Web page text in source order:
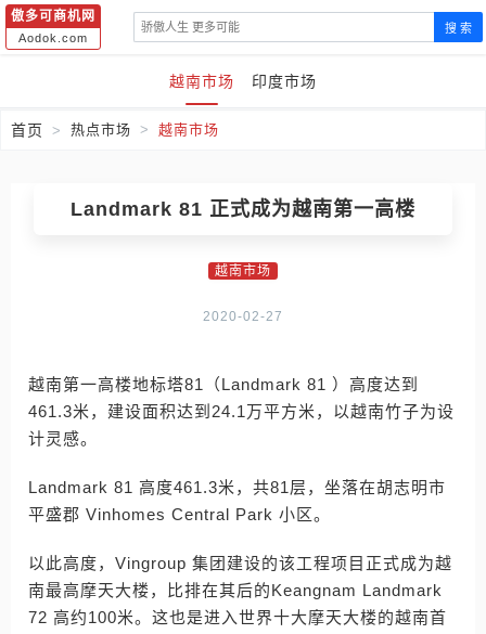
傲多可商机网
Aodok.com
搜 索
越南市场 印度市场
首页 热点市场 越南市场
Landmark 81 正式成为越南第一高楼
越南市场
2020-02-27
越南第一高楼地标塔81（Landmark 81 ）高度达到
461.3米，建设面积达到24.1万平方米，以越南竹子为设
计灵感。
Landmark 81 高度461.3米，共81层，坐落在胡志明市
平盛郡 Vinhomes Central Park 小区。
以此高度，Vingroup 集团建设的该工程项目正式成为越
南最高摩天大楼，比排在其后的Keangnam Landmark
72 高约100米。这也是进入世界十大摩天大楼的越南首